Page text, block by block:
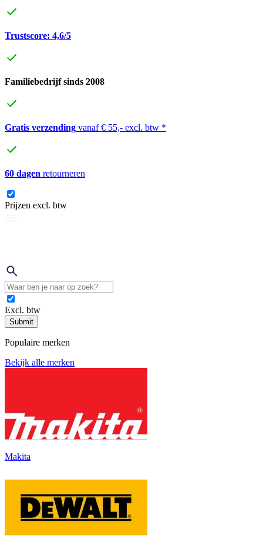
Trustscore: 4,6/5
Familiebedrijf sinds 2008
Gratis verzending vanaf € 55,- excl. btw *
60 dagen retourneren
Prijzen excl. btw
Excl. btw
Submit
Populaire merken
Bekijk alle merken
Makita